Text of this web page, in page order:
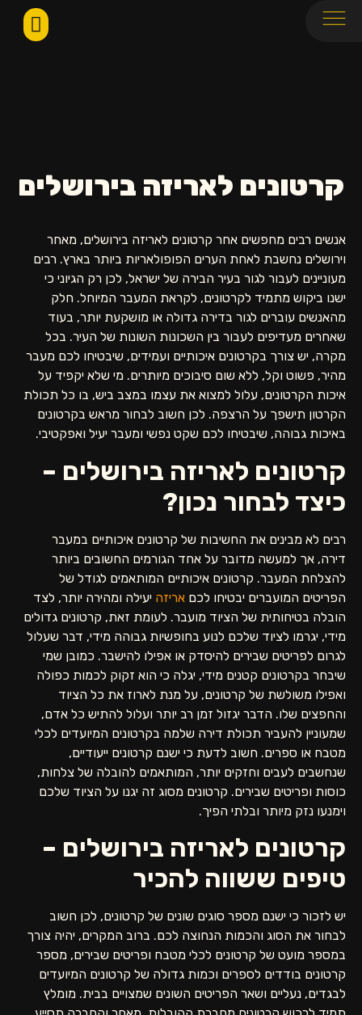
קרטונים לאריזה בירושלים
אנשים רבים מחפשים אחר קרטונים לאריזה בירושלים, מאחר
וירושלים נחשבת לאחת הערים הפופולאריות ביותר בארץ. רבים
מעוניינים לעבור לגור בעיר הבירה של ישראל, לכן רק הגיוני כי
ישנו ביקוש מתמיד לקרטונים, לקראת המעבר המיוחל. חלק
מהאנשים עוברים לגור בדירה גדולה או מושקעת יותר, בעוד
שאחרים מעדיפים לעבור בין השכונות השונות של העיר. בכל
מקרה, יש צורך בקרטונים איכותיים ועמידים, שיבטיחו לכם מעבר
מהיר, פשוט וקל, ללא שום סיבוכים מיותרים. מי שלא יקפיד על
איכות הקרטונים, עלול למצוא את עצמו במצב ביש, בו כל תכולת
הקרטון תישפך על הרצפה. לכן חשוב לבחור מראש בקרטונים
באיכות גבוהה, שיבטיחו לכם שקט נפשי ומעבר יעיל ואפקטיבי.
קרטונים לאריזה בירושלים –
כיצד לבחור נכון?
רבים לא מבינים את החשיבות של קרטונים איכותיים במעבר
דירה, אך למעשה מדובר על אחד הגורמים החשובים ביותר
להצלחת המעבר. קרטונים איכותיים המותאמים לגודל של
הפריטים המועברים יבטיחו לכם אריזה יעילה ומהירה יותר, לצד
הובלה בטיחותית של הציוד מועבר. לעומת זאת, קרטונים גדולים
מידי, יגרמו לציוד שלכם לנוע בחופשיות גבוהה מידי, דבר שעלול
לגרום לפריטים שבירים להיסדק או אפילו להישבר. כמובן שמי
שיבחר בקרטונים קטנים מידי, יגלה כי הוא זקוק לכמות כפולה
ואפילו משולשת של קרטונים, על מנת לארוז את כל הציוד
והחפצים שלו. הדבר יגזול זמן רב יותר ועלול להתיש כל אדם,
שמעוניין להעביר תכולת דירה שלמה בקרטונים המיועדים לכלי
מטבח או ספרים. חשוב לדעת כי ישנם קרטונים ייעודיים,
שנחשבים לעבים וחזקים יותר, המותאמים להובלה של צלחות,
כוסות ופריטים שבירים. קרטונים מסוג זה יגנו על הציוד שלכם
וימנעו נזק מיותר ובלתי הפיך.
קרטונים לאריזה בירושלים –
טיפים ששווה להכיר
יש לזכור כי ישנם מספר סוגים שונים של קרטונים, לכן חשוב
לבחור את הסוג והכמות הנחוצה לכם. ברוב המקרים, יהיה צורך
במספר מועט של קרטונים לכלי מטבח ופריטים שבירים, מספר
קרטונים בודדים לספרים וכמות גדולה של קרטונים המיועדים
לבגדים, נעליים ושאר הפריטים השונים שמצויים בבית. מומלץ